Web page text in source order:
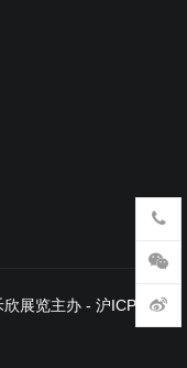
欣展览主办 -沪ICP备